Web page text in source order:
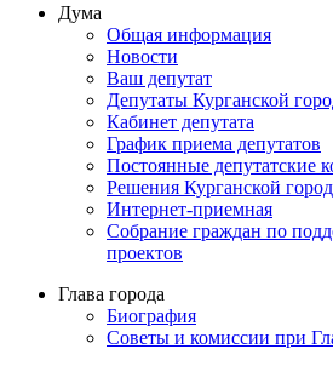
Дума
Общая информация
Новости
Ваш депутат
Депутаты Курганской
Кабинет депутата
График приема депутатов
Постоянные депутатские
Решения Курганской
Интернет-приемная
Собрание граждан по
проектов
Глава города
Биография
Советы и комиссии при